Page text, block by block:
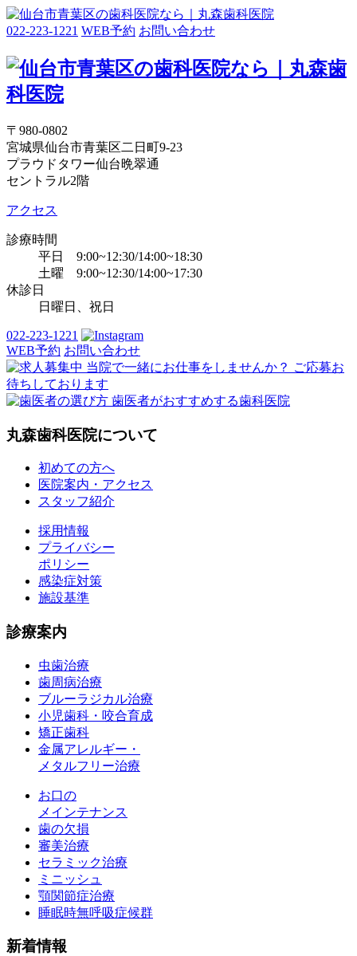
022-223-1221 WEB予約 お問い合わせ
〒980-0802
宮城県仙台市青葉区二日町9-23
プラウドタワー仙台晩翠通
セントラル2階
アクセス
診療時間
平日 9:00~12:30/14:00~18:30
土曜 9:00~12:30/14:00~17:30
休診日
日曜日、祝日
022-223-1221
WEB予約 お問い合わせ
丸森歯科医院について
初めての方へ
医院案内・アクセス
スタッフ紹介
採用情報
プライバシー
ポリシー
感染症対策
施設基準
診療案内
虫歯治療
歯周病治療
ブルーラジカル治療
小児歯科・咬合育成
矯正歯科
金属アレルギー・
メタルフリー治療
お口の
メインテナンス
歯の欠損
審美治療
セラミック治療
ミニッシュ
顎関節症治療
睡眠時無呼吸症候群
新着情報